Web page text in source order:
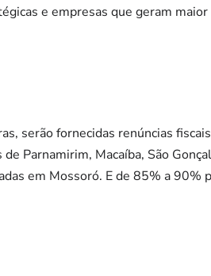
e empresas que geram
serão fornecidas renúncias
Parnamirim, Macaíba, São
em Mossoró. E de 85% a 90%